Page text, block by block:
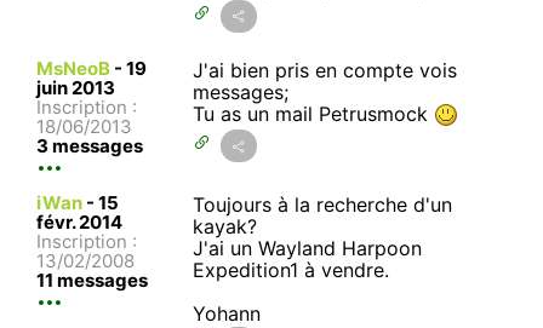
MsNeoB - 19
juin 2013
Inscription :
18/06/2013
3 messages
J'ai bien pris en compte vois
messages;
Tu as un mail Petrusmock
iWan - 15
févr. 2014
Inscription :
13/02/2008
11 messages
Toujours à la recherche d'un
kayak?
J'ai un Wayland Harpoon
Expedition1 à vendre.
Yohann